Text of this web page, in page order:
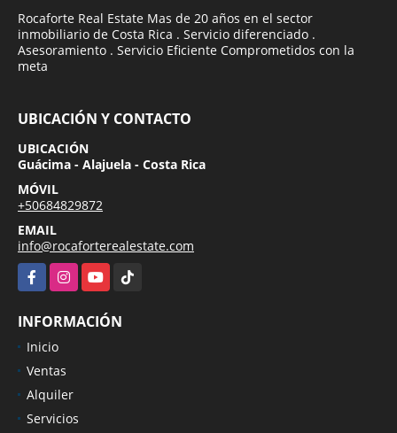
Rocaforte Real Estate Mas de 20 años en el sector
inmobiliario de Costa Rica . Servicio diferenciado .
Asesoramiento . Servicio Eficiente Comprometidos con la
meta
UBICACIÓN Y CONTACTO
UBICACIÓN
Guácima - Alajuela - Costa Rica
MÓVIL
+50684829872
EMAIL
info@rocaforterealestate.com
FacebookInstagramYouTubeTikTok
INFORMACIÓN
Inicio
Ventas
Alquiler
Servicios